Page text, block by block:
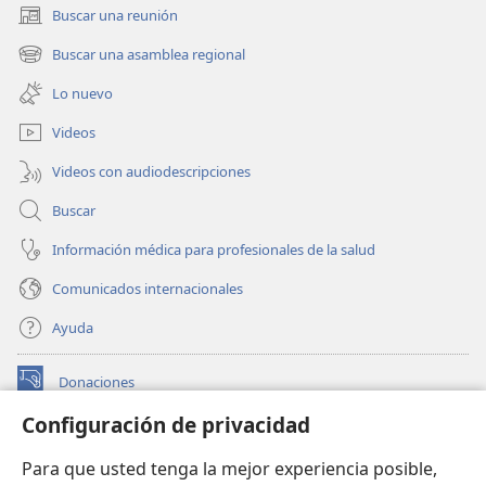
Configuración de privacidad
Para que usted tenga la mejor experiencia posible,
Buscar una reunión
(abre
una
nueva
ventana)
Buscar una asamblea regional
(abre
una
nueva
ventana)
Lo nuevo
Videos
Videos con audiodescripciones
Buscar
Información médica para profesionales de la salud
Comunicados internacionales
Ayuda
Donaciones
(abre
nueva BIBLIOTECA EN LÍNEA Watchtower™
una